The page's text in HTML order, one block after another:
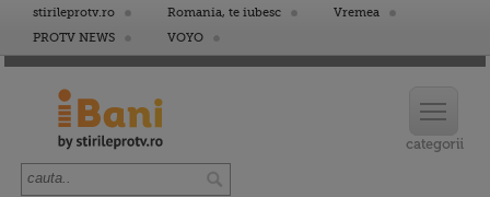
stirileprotv.ro Romania, te iubesc
Vremea
PROTV NEWS
VOYO